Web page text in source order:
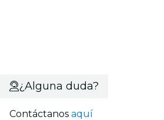
¿Alguna duda?
Contáctanos aquí